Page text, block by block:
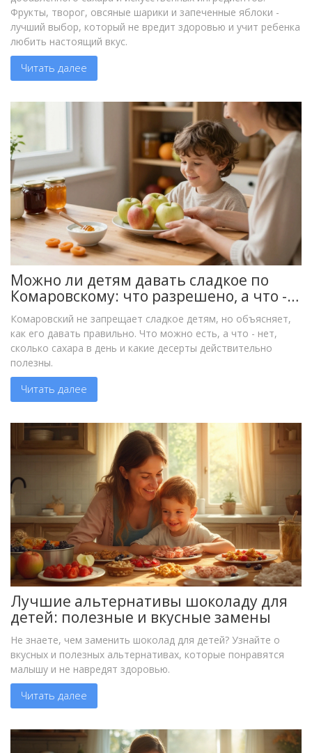
Фрукты, творог, овсяные шарики и запеченные яблоки -
лучший выбор, который не вредит здоровью и учит ребенка
любить настоящий вкус.
Читать далее
Можно ли детям давать сладкое по
Комаровскому: что разрешено, а что -
нет
Комаровский не запрещает сладкое детям, но объясняет,
как его давать правильно. Что можно есть, а что - нет,
сколько сахара в день и какие десерты действительно
полезны.
Читать далее
Лучшие альтернативы шоколаду для
детей: полезные и вкусные замены
Не знаете, чем заменить шоколад для детей? Узнайте о
вкусных и полезных альтернативах, которые понравятся
малышу и не навредят здоровью.
Читать далее